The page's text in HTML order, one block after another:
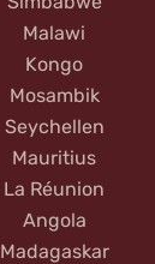
Malawi
Kongo
Mosambik
Seychellen
Mauritius
La Réunion
Angola
Madagaskar